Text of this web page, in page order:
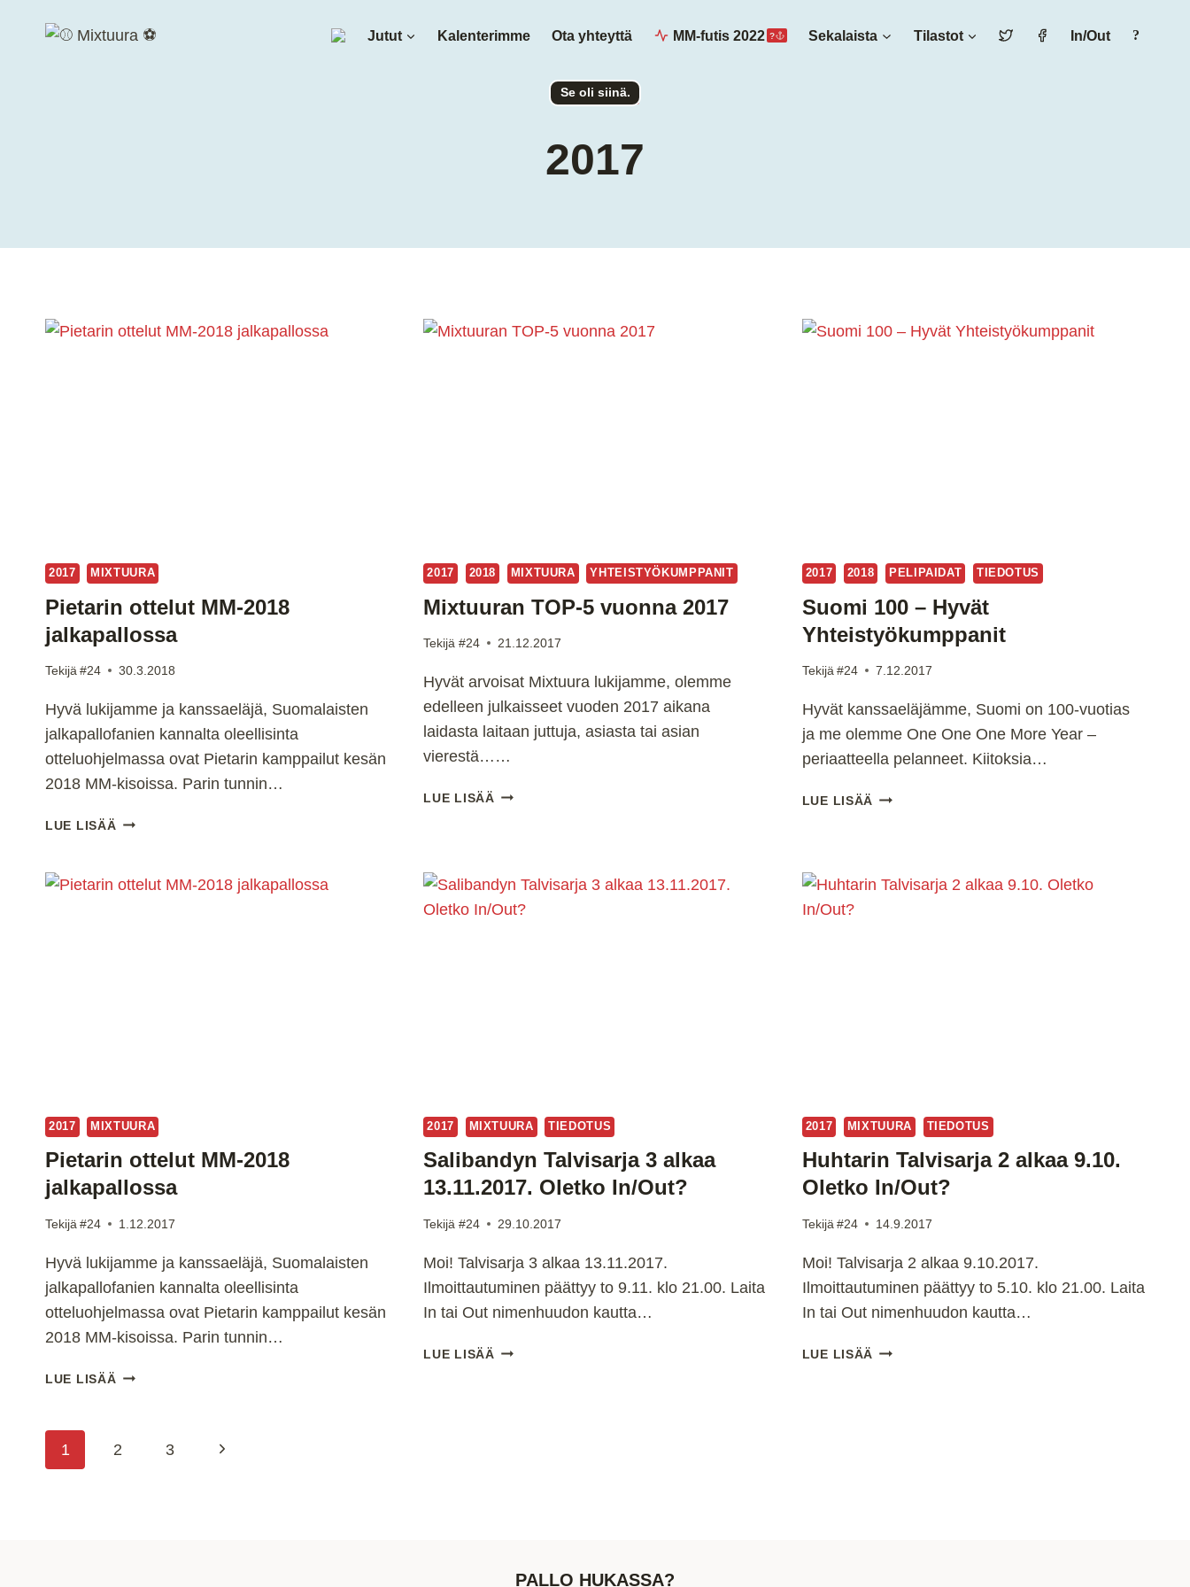
sisältöön
Jutut Kalenterimme Ota yhteyttä MM-futis 2022 ? Sekalaista Tilastot In/Out
Se oli siinä.
2017
2017 MIXTUURA
Pietarin ottelut MM-2018
jalkapallossa
Tekijä #24 30.3.2018
Hyvä lukijamme ja kanssaeläjä, Suomalaisten
jalkapallofanien kannalta oleellisinta
otteluohjelmassa ovat Pietarin kamppailut kesän
2018 MM-kisoissa. Parin tunnin…
LUE LISÄÄ PIETARIN
2018
2017 2018 MIXTUURA YHTEISTYÖKUMPPANIT
Mixtuuran TOP-5 vuonna 2017
Tekijä #24 21.12.2017
Hyvät arvoisat Mixtuura lukijamme, olemme
edelleen julkaisseet vuoden 2017 aikana
laidasta laitaan juttuja, asiasta tai asian
vierestä……
LUE LISÄÄ MIXTUURAN
2017 2018 PELIPAIDAT TIEDOTUS
Suomi 100 – Hyvät
Yhteistyökumppanit
Tekijä #24 7.12.2017
Hyvät kanssaeläjämme, Suomi on 100-vuotias
ja me olemme One One One More Year –
periaatteella pelanneet. Kiitoksia…
LUE LISÄÄ SUOMI
YHTEISTYÖKUMPPANIT
2017 MIXTUURA
Pietarin ottelut MM-2018
jalkapallossa
Tekijä #24 1.12.2017
Hyvä lukijamme ja kanssaeläjä, Suomalaisten
jalkapallofanien kannalta oleellisinta
otteluohjelmassa ovat Pietarin kamppailut kesän
2018 MM-kisoissa. Parin tunnin…
LUE LISÄÄ PIETARIN
JALKAPALLOSSA
2017 MIXTUURA TIEDOTUS
Salibandyn Talvisarja 3 alkaa
13.11.2017. Oletko In/Out?
Tekijä #24 29.10.2017
Moi! Talvisarja 3 alkaa 13.11.2017.
Ilmoittautuminen päättyy to 9.11. klo 21.00. Laita
In tai Out nimenhuudon kautta…
LUE LISÄÄ SALIBANDYN
2017 MIXTUURA TIEDOTUS
Huhtarin Talvisarja 2 alkaa 9.10.
Oletko In/Out?
Tekijä #24 14.9.2017
Moi! Talvisarja 2 alkaa 9.10.2017.
Ilmoittautuminen päättyy to 5.10. klo 21.00. Laita
In tai Out nimenhuudon kautta…
LUE LISÄÄ HUHTARIN
Sivunavigointi
1 2 3
Seuraava
PALLO HUKASSA?